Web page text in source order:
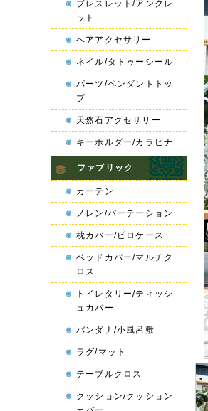
ブレスレット/アンクレ
ット
ヘアアクセサリー
ネイル/タトゥーシール
パーツ/ペンダントトッ
プ
天然石アクセサリー
キーホルダー/カラビナ
ファブリック
カーテン
ノレン/パーテーション
枕カバー/ピロケース
ベッドカバー/マルチク
ロス
トイレタリー/ティッシ
ュカバー
バンダナ/小風呂敷
ラグ/マット
テーブルクロス
クッション/クッション